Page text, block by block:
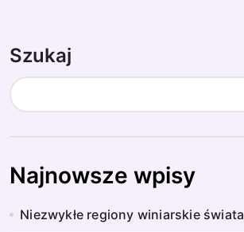
Szukaj
Najnowsze wpisy
Niezwykłe regiony winiarskie świata